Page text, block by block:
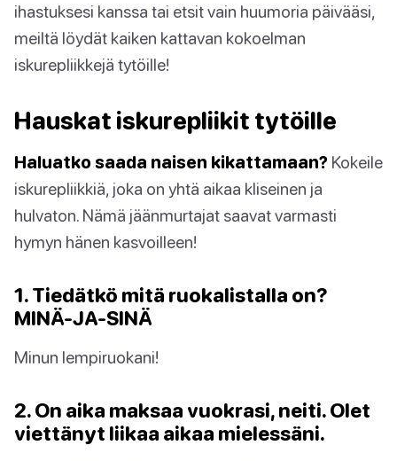
ihastuksesi kanssa tai etsit vain huumoria päivääsi,
meiltä löydät kaiken kattavan kokoelman
iskurepliikkejä tytöille!
Hauskat iskurepliikit tytöille
Haluatko saada naisen kikattamaan? Kokeile
iskurepliikkiä, joka on yhtä aikaa kliseinen ja
hulvaton. Nämä jäänmurtajat saavat varmasti
hymyn hänen kasvoilleen!
1. Tiedätkö mitä ruokalistalla on?
MINÄ-JA-SINÄ
Minun lempiruokani!
2. On aika maksaa vuokrasi, neiti. Olet
viettänyt liikaa aikaa mielessäni.